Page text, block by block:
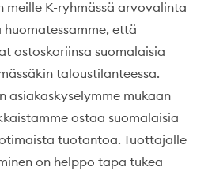
meille K-ryhmässä arvovalinta
että
ostoskoriinsa suomalaisia
taloustilanteessa.
asiakaskyselymme mukaan
ostaa suomalaisia
tuotantoa. Tuottajalle
on helppo tapa tukea